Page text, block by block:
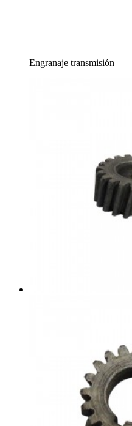
Engranaje transmisión